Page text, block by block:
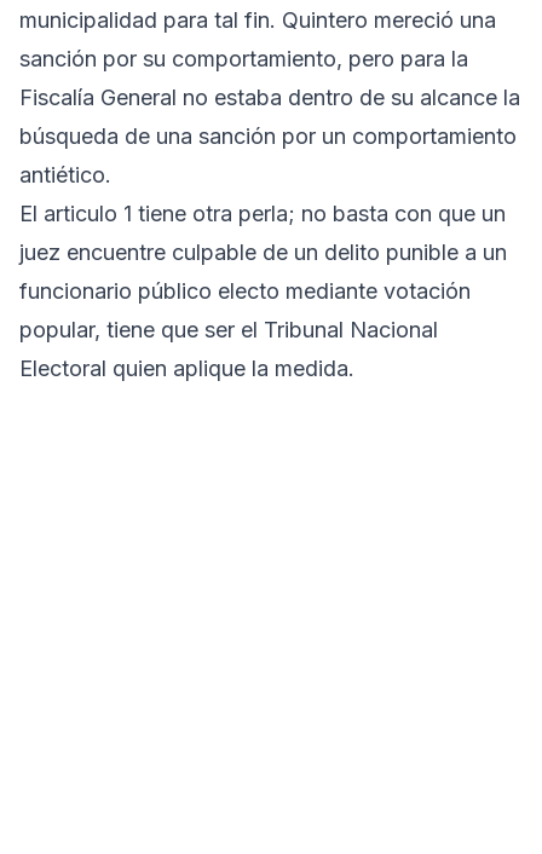
municipalidad para tal fin. Quintero mereció una
sanción por su comportamiento, pero para la
Fiscalía General no estaba dentro de su alcance la
búsqueda de una sanción por un comportamiento
antiético.
El articulo 1 tiene otra perla; no basta con que un
juez encuentre culpable de un delito punible a un
funcionario público electo mediante votación
popular, tiene que ser el Tribunal Nacional
Electoral quien aplique la medida.